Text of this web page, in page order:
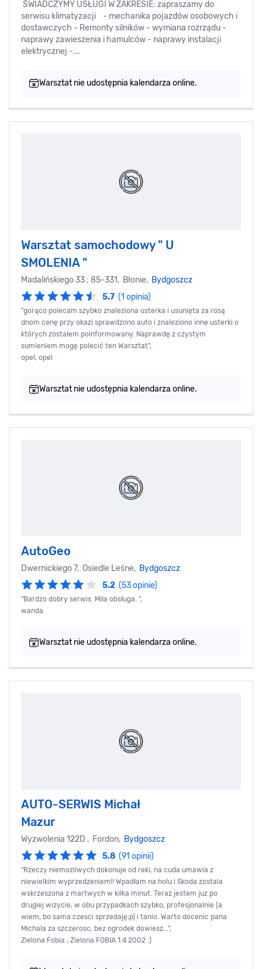
ŚWIADCZYMY USŁUGI W ZAKRESIE: zapraszamy do
serwisu klimatyzacji - mechanika pojazdów osobowych i
dostawczych - Remonty silników - wymiana rozrządu -
naprawy zawieszenia i hamulców - naprawy instalacji
elektrycznej -...
Warsztat nie udostępnia kalendarza online.
Warsztat samochodowy " U
SMOLENIA "
Madalińskiego 33 ; 85-331, Błonie, Bydgoszcz
5.7 (1 opinia)
"gorąco polecam szybko znaleziona usterka i usunięta za rosą
dnom cenę przy okazi sprawdzono auto i znaleziono inne usterki o
których zostałem poinformowany. Naprawdę z czystym
sumieniem mogę polecić ten Warsztat",
opel, opel
Warsztat nie udostępnia kalendarza online.
AutoGeo
Dwernickiego 7, Osiedle Leśne, Bydgoszcz
5.2 (53 opinie)
"Bardzo dobry serwis. Miła obsługa. ",
wanda
Warsztat nie udostępnia kalendarza online.
AUTO-SERWIS Michał
Mazur
Wyzwolenia 122D , Fordon, Bydgoszcz
5.8 (91 opinii)
"Rzeczy niemozliwych dokonuje od reki, na cuda umawia z
niewielkim wyprzedzeniem!! Wpadłam na holu i Skoda zostala
wskrzeszona z martwych w kilka minut. Teraz jestem juz po
drugiej wizycie, w obu przypadkach szybko, profesjonalnie (a
wiem, bo sama czesci sprzedaję;p) i tanio. Warto docenic pana
Michala za szczerosc, bez ogrodek dowiesz...",
Zielona Fobia , Zielona FOBIA 1.4 2002 :)